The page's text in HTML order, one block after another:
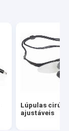
Lúpulas
ajustáveis